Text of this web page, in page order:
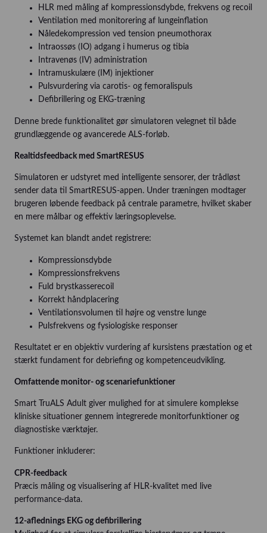
HLR med måling af kompressionsdybde, frekvens og recoil
Ventilation med monitorering af lungeinflation
Nåledekompression ved tension pneumothorax
Intraossøs (IO) adgang i humerus og tibia
Intravenøs (IV) administration
Intramuskulære (IM) injektioner
Pulsvurdering via carotis- og femoralispuls
Defibrillering og EKG-træning
Denne brede funktionalitet gør simulatoren velegnet til både
grundlæggende og avancerede ALS-forløb.
Realtidsfeedback med SmartRESUS
Simulatoren er udstyret med intelligente sensorer, der trådløst
sender data til SmartRESUS-appen. Under træningen modtager
brugeren løbende feedback på centrale parametre, hvilket skaber
en mere målbar og effektiv læringsoplevelse.
Systemet kan blandt andet registrere:
Kompressionsdybde
Kompressionsfrekvens
Fuld brystkasserecoil
Korrekt håndplacering
Ventilationsvolumen til højre og venstre lunge
Pulsfrekvens og fysiologiske responser
Resultatet er en objektiv vurdering af kursistens præstation og et
stærkt fundament for debriefing og kompetenceudvikling.
Omfattende monitor- og scenariefunktioner
Smart TruALS Adult giver mulighed for at simulere komplekse
kliniske situationer gennem integrerede monitorfunktioner og
diagnostiske værktøjer.
Funktioner inkluderer:
CPR-feedback
Præcis måling og visualisering af HLR-kvalitet med live
performance-data.
12-aflednings EKG og defibrillering